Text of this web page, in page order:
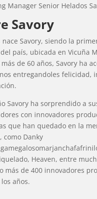
Manager Senior Helados
Savory
nace Savory, siendo la
del país, ubicada en Vicuña
de 60 años, Savory ha
entregandoles felicidad,
Savory ha sorprendido a
con innovadores
que han quedado en la
como Danky
Heaven, entre
más de 400 innovadores
años.